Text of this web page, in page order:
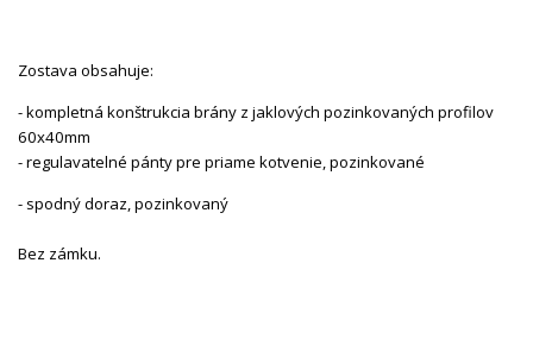
Zostava obsahuje:
- kompletná konštrukcia brány z jaklových pozinkovaných profilov
60x40mm
- regulavatelné pánty pre priame kotvenie, pozinkované
- spodný doraz, pozinkovaný
Bez zámku.